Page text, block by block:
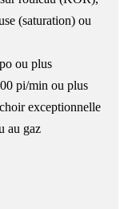
(saturation) ou
ou plus
pi/min ou plus
exceptionnelle
au gaz